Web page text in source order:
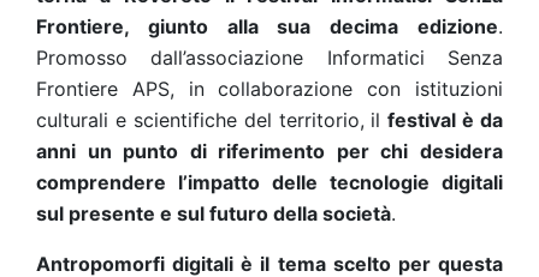
Frontiere, giunto alla sua decima edizione.
Promosso dall’associazione Informatici Senza
Frontiere APS, in collaborazione con istituzioni
culturali e scientifiche del territorio, ilfestival è da
anni un punto di riferimento per chi desidera
comprendere l’impatto delle tecnologie digitali
sul presente e sul futuro della società.
Antropomorfi digitali è il tema scelto per questa